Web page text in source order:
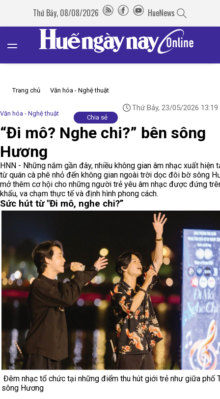
Thứ Bảy, 08/08/2026 HueNews
Trang chủ Văn hóa - Nghệ thuật
Văn hóa - Nghệ thuật
Thứ Bảy, 23/05/2026 13:19
Chia sẻ
“Đi mô? Nghe chi?” bên sông
Hương
HNN - Những năm gần đây, nhiều không gian âm nhạc xuất hiện
từ quán cà phê nhỏ đến không gian ngoài trời dọc đôi bờ sông
mở thêm cơ hội cho những người trẻ yêu âm nhạc được đứng
khấu, va chạm thực tế và định hình phong cách.
Sức hút từ "Đi mô, nghe chi?”
Đêm nhạc tổ chức tại những điểm thu hút giới trẻ như giữa phố
sông Hương